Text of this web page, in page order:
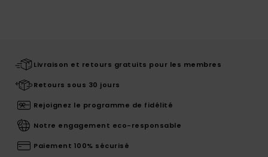
Livraison et retours gratuits pour les membres
Retours sous 30 jours
Rejoignez le programme de fidélité
Notre engagement eco-responsable
Paiement 100% sécurisé